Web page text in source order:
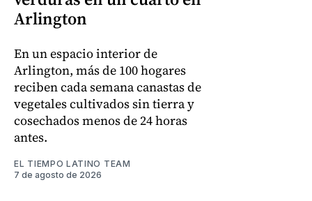
Arlington
En un espacio interior de
Arlington, más de 100 hogares
reciben cada semana canastas de
vegetales cultivados sin tierra y
cosechados menos de 24 horas
antes.
EL TIEMPO LATINO TEAM
7 de agosto de 2026